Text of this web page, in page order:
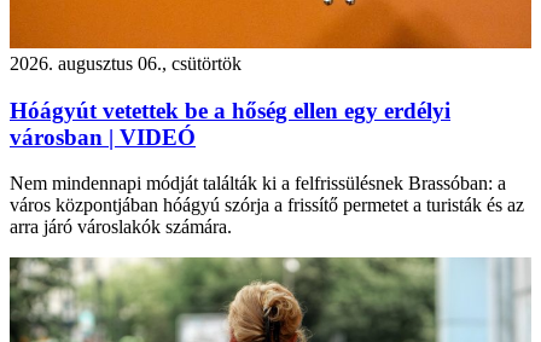
2026. augusztus 06., csütörtök
Hóágyút vetettek be a hőség ellen egy erdélyi
városban | VIDEÓ
Nem mindennapi módját találták ki a felfrissülésnek Brassóban: a
város központjában hóágyú szórja a frissítő permetet a turisták és az
arra járó városlakók számára.